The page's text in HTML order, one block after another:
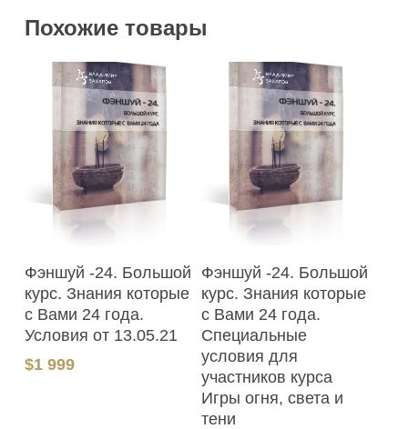
Похожие товары
В Корзину
Фэншуй -24. Большой
курс. Знания которые
с Вами 24 года.
Условия от 13.05.21
$1 999
В Корзину
Фэншуй -24. Большой
курс. Знания которые
с Вами 24 года.
Специальные
условия для
участников курса
Игры огня, света и
тени